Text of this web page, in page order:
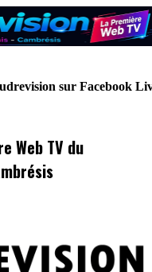
sur Facebook
Web TV du